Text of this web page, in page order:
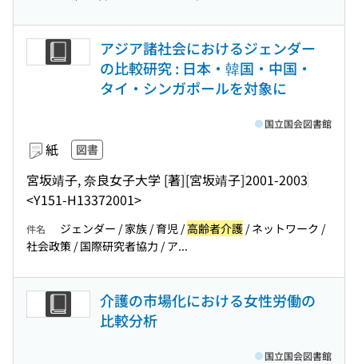
アジア諸社会におけるジェンダー
の比較研究 : 日本・韓国・中国・
タイ・シンガポールを対象に
紙 図書
宮坂靖子, 奈良女子大学 [著][宮坂靖子]2001-2003
<Y151-H13372001>
国立国会図書館
件名 ジェンダー / 家族 / 育児 /高齢者介護 / ネットワーク /
社会政策 / 国際研究者協力 / ア...
介護の市場化における女性労働の
比較分析
国立国会図書館